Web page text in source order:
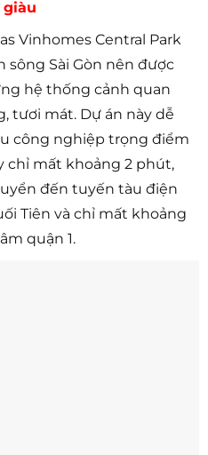
giàu
Vinhomes Central Park
sông Sài Gòn nên được
hệ thống cảnh quan
tươi mát. Dự án này dễ
công nghiệp trọng điểm
chỉ mất khoảng 2 phút,
đến tuyến tàu điện
Tiên và chỉ mất khoảng
quận 1.